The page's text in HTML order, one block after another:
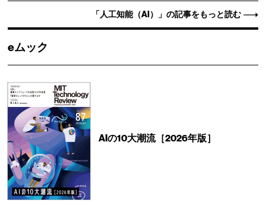
「人工知能（AI）」の記事をもっと読む
eムック
AIの10大潮流［2026年版］